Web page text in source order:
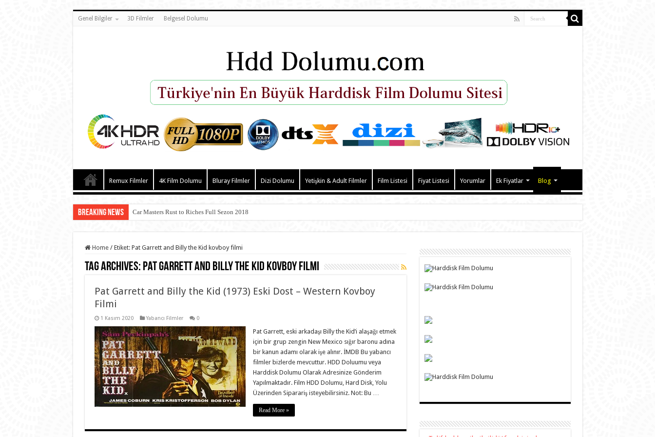
Genel Bilgiler 3D Filmler Belgesel Dolumu
Remux Filmler 4K Film Dolumu Bluray Filmler Dizi Dolumu Yetişkin & Adult Filmler Film Listesi Fiyat Listesi Yorumlar Ek Fiyatlar Blog
Breaking News Car Masters Rust to Riches Full Sezon 2018
Home / Etiket: Pat Garrett and Billy the Kid kovboy filmi
Tag Archives: Pat Garrett and Billy the Kid kovboy filmi
Pat Garrett and Billy the Kid (1973) Eski Dost – Western Kovboy
Filmi
1 Kasım 2020 Yabancı Filmler 0
Pat Garrett, eski arkadaşı Billy the Kid’i alaşağı etmek
için bir grup zengin New Mexico sığır baronu adına
bir kanun adamı olarak işe alınır. İMDB Bu yabancı
filmler bizlerde mevcuttur. HDD Doluumu veya
Harddisk Dolumu Olarak Adresinize Gönderim
Yapılmaktadır. Film HDD Dolumu, Hard Disk, Yolu
Üzerinden Siparariş isteyebilirsiniz. Not: Bu …
Read More »